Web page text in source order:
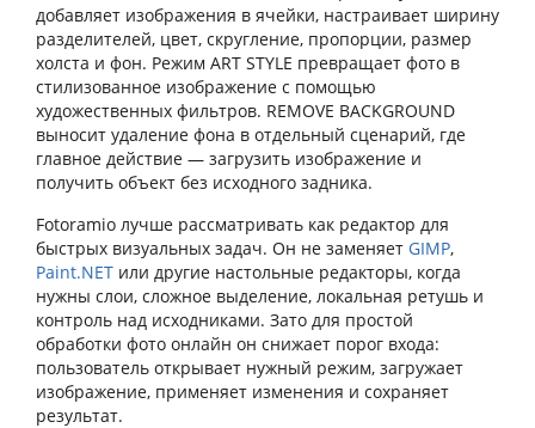
добавляет изображения в ячейки, настраивает ширину
разделителей, цвет, скругление, пропорции, размер
холста и фон. Режим ART STYLE превращает фото в
стилизованное изображение с помощью
художественных фильтров. REMOVE BACKGROUND
выносит удаление фона в отдельный сценарий, где
главное действие — загрузить изображение и
получить объект без исходного задника.
Fotoramio лучше рассматривать как редактор для
быстрых визуальных задач. Он не заменяет GIMP,
Paint.NET или другие настольные редакторы, когда
нужны слои, сложное выделение, локальная ретушь и
контроль над исходниками. Зато для простой
обработки фото онлайн он снижает порог входа:
пользователь открывает нужный режим, загружает
изображение, применяет изменения и сохраняет
результат.